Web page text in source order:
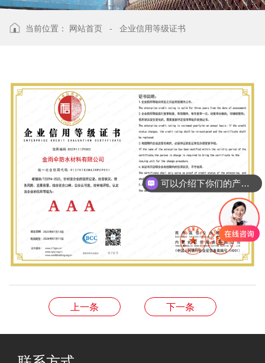
当前位置： 网站首页 - 企业信用等级证书
上一条 下一条
可以介绍下你们的产品么